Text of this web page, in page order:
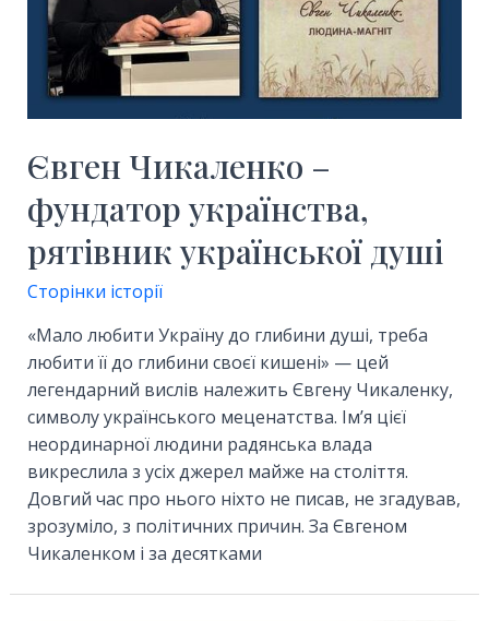
Євген Чикаленко –
фундатор українства,
рятівник української душі
Сторінки історії
«Мало любити Україну до глибини душі, треба
любити її до глибини своєї кишені» — цей
легендарний вислів належить Євгену Чикаленку,
символу українського меценатства. Ім’я цієї
неординарної людини радянська влада
викреслила з усіх джерел майже на століття.
Довгий час про нього ніхто не писав, не згадував,
зрозуміло, з політичних причин. За Євгеном
Чикаленком і за десятками